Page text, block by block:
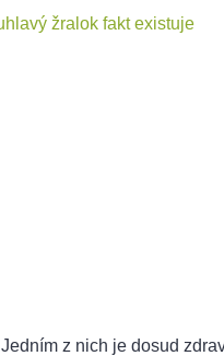
Jedním z nich je dosud